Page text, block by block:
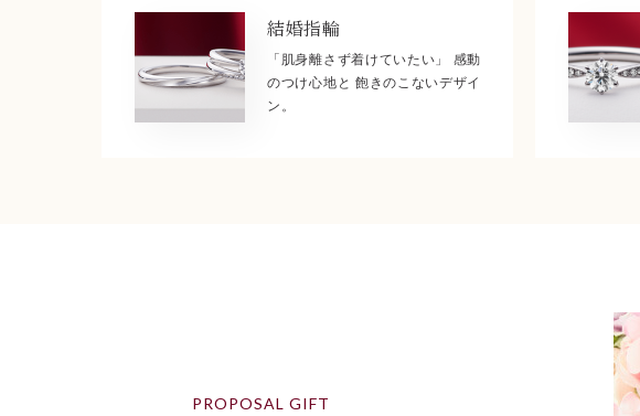
結婚指輪
「肌身離さず着けていたい」 感動
のつけ心地と 飽きのこないデザイ
ン。
PROPOSAL GIFT